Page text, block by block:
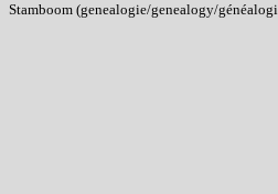
Stamboom (genealogie/genealogy/